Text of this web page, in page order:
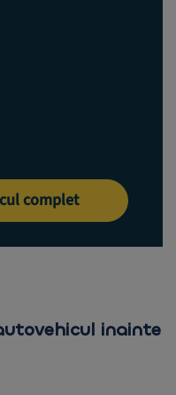
complet
inainte